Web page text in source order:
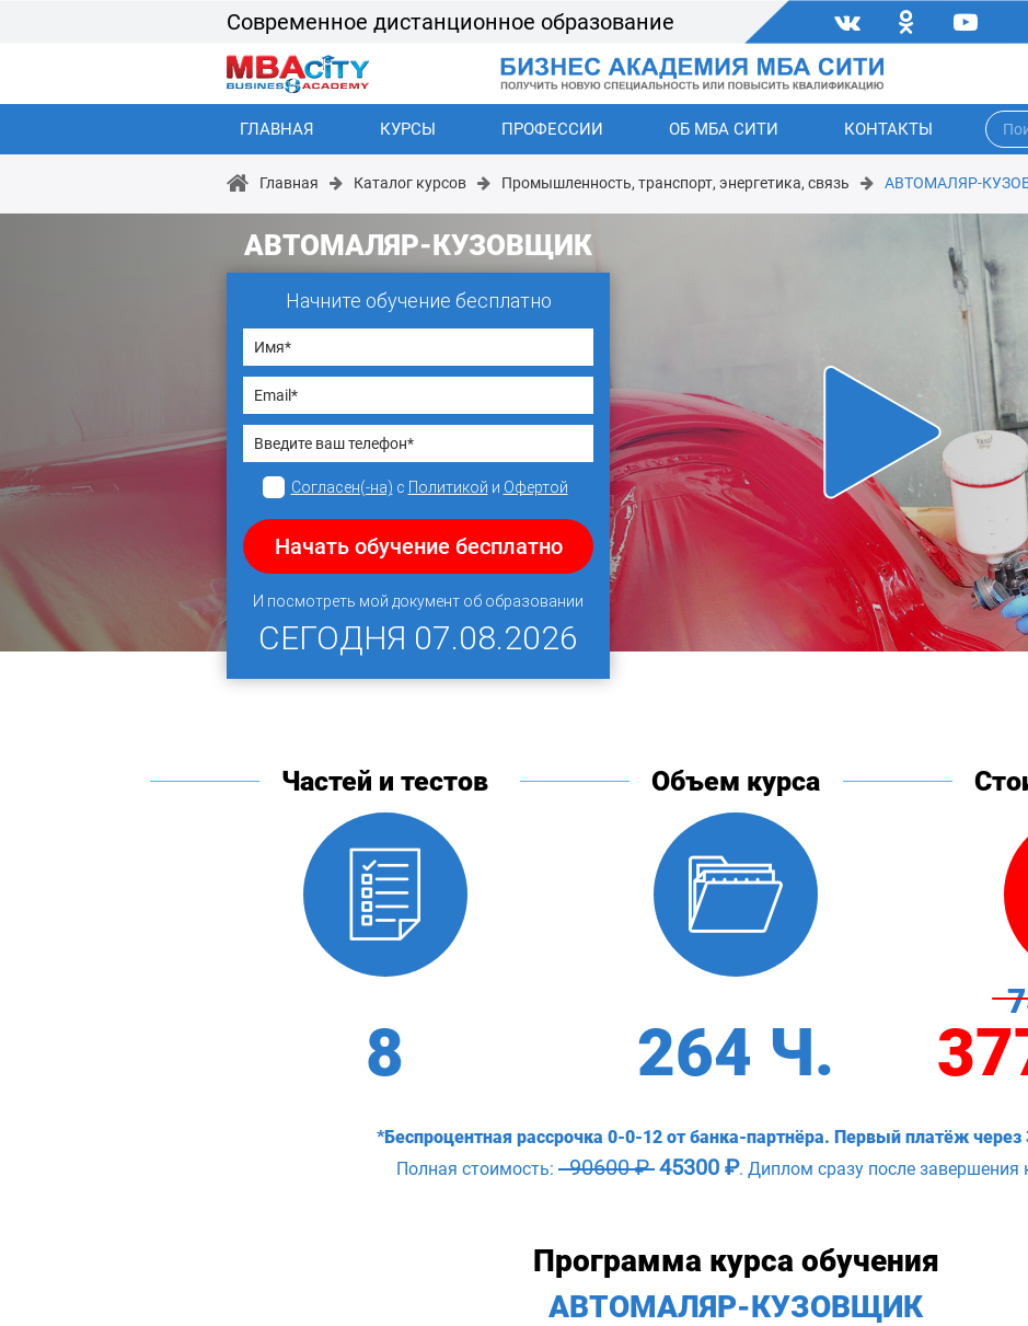
Современное дистанционное образование
ГЛАВНАЯ КУРСЫ ПРОФЕССИИ ОБ МБА СИТИ КОНТАКТЫ
Главная Каталог курсов Промышленность, транспорт, энергетика, связь АВТОМАЛЯР-
АВТОМАЛЯР-КУЗОВЩИК
Начните обучение бесплатно
Согласен(-на) с Политикой и Офертой
Начать обучение бесплатно
И посмотреть мой документ об образовании
СЕГОДНЯ 07.08.2026
Частей и тестов
8
Объем курса
264 Ч.
*Беспроцентная рассрочка 0-0-12 от банка-партнёра. Первый платёж через
Полная стоимость: 90600 ₽45300 ₽. Диплом сразу после завершения
Программа курса обучения
АВТОМАЛЯР-КУЗОВЩИК